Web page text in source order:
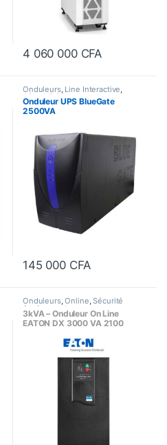
4 060 000 CFA
Onduleurs, Line Interactive
Sécurité équipements
Onduleur UPS BlueGate
2500VA
145 000 CFA
Onduleurs,Online,Sécurité
équipements
3kVA – Onduleur On Line
EATON DX 3000 VA 2100